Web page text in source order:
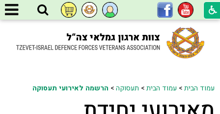
עמוד הבית> עמוד הבית> תעסוקה> הרשמה לאירועי תעסוקה